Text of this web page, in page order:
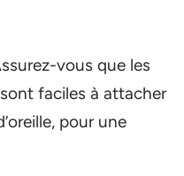
vous que les
faciles à attacher
pour une